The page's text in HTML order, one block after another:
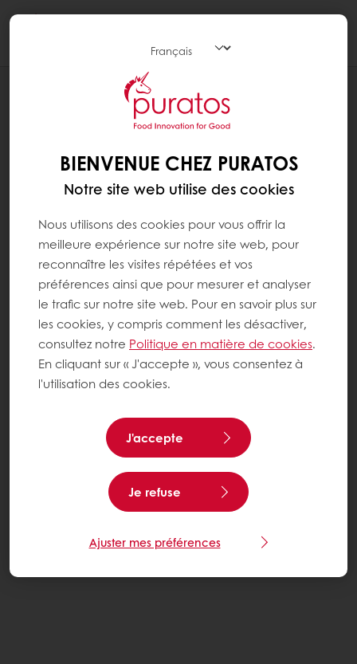
CABOSSE CARAMEL-CAFÉ
BIENVENUE CHEZ PURATOS
Notre site web utilise des cookies
Nous utilisons des cookies pour vous offrir la
meilleure expérience sur notre site web, pour
reconnaître les visites répétées et vos
préférences ainsi que pour mesurer et analyser
le trafic sur notre site web. Pour en savoir plus sur
les cookies, y compris comment les désactiver,
consultez notre Politique en matière de cookies.
En cliquant sur « J'accepte », vous consentez à
l'utilisation des cookies.
J'accepte
Je refuse
Ajuster mes préférences